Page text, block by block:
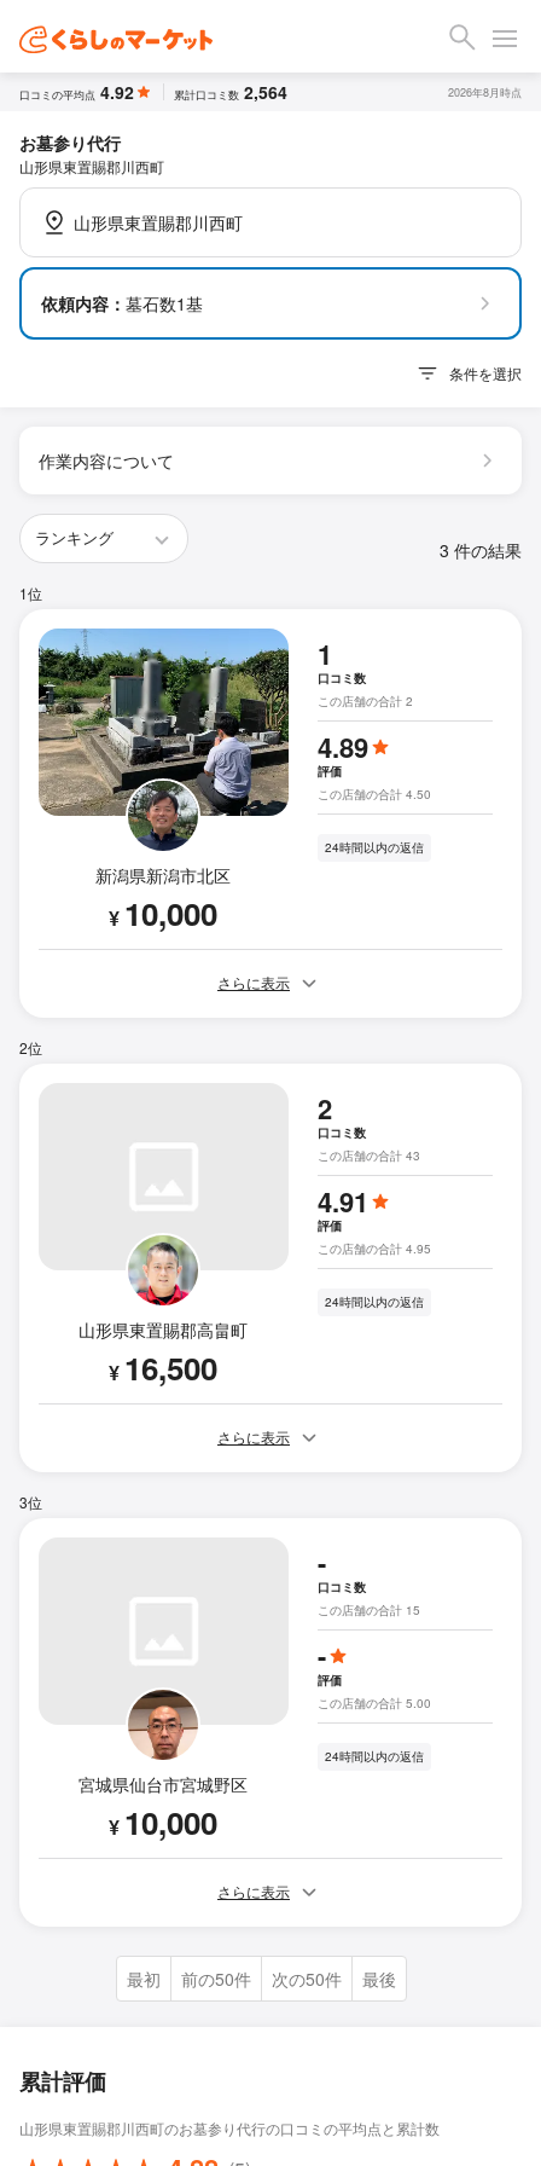
口コミの平均点 4.92 累計口コミ数 2,564 2026年8月時点
お墓参り代行
山形県東置賜郡川西町
山形県東置賜郡川西町
依頼内容： 墓石数1基
条件を選択
作業内容について
3 件の結果
1位
新潟県新潟市北区
¥ 10,000
1
口コミ数
この店舗の合計 2
4.89
評価
この店舗の合計 4.50
24時間以内の返信
さらに表示
2位
山形県東置賜郡高畠町
¥ 16,500
2
口コミ数
この店舗の合計 43
4.91
評価
この店舗の合計 4.95
24時間以内の返信
さらに表示
3位
宮城県仙台市宮城野区
¥ 10,000
-
口コミ数
この店舗の合計 15
-
評価
この店舗の合計 5.00
24時間以内の返信
さらに表示
最初 前の50件 次の50件 最後
累計評価
山形県東置賜郡川西町のお墓参り代行の口コミの平均点と累計数